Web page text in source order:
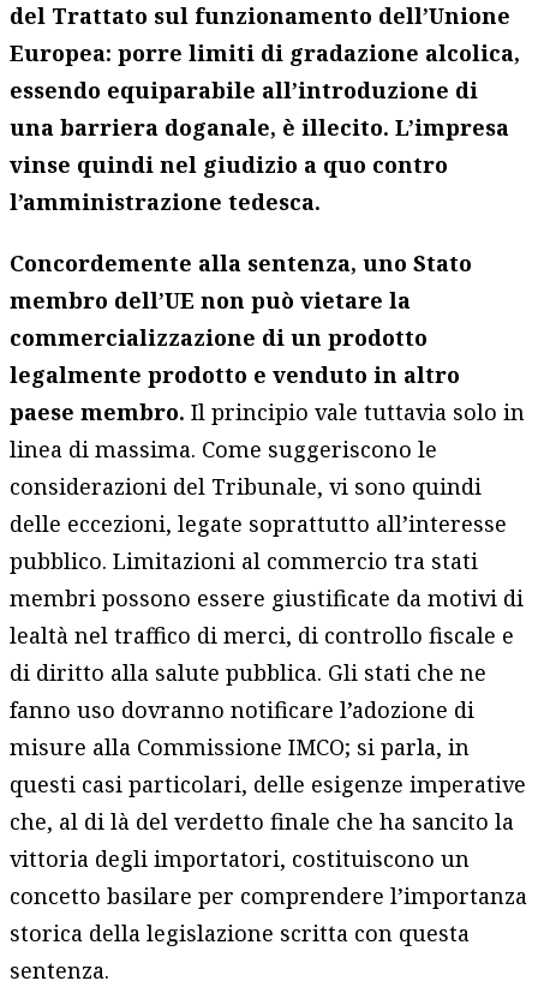
del Trattato sul funzionamento dell’Unione
Europea: porre limiti di gradazione alcolica,
essendo equiparabile all’introduzione di
una barriera doganale, è illecito. L’impresa
vinse quindi nel giudizio a quo contro
l’amministrazione tedesca.
Concordemente alla sentenza, uno Stato
membro dell’UE non può vietare la
commercializzazione di un prodotto
legalmente prodotto e venduto in altro
paese membro.Il principio vale tuttavia solo in
linea di massima. Come suggeriscono le
considerazioni del Tribunale, vi sono quindi
delle eccezioni, legate soprattutto all’interesse
pubblico. Limitazioni al commercio tra stati
membri possono essere giustificate da motivi di
lealtà nel traffico di merci, di controllo fiscale e
di diritto alla salute pubblica. Gli stati che ne
fanno uso dovranno notificare l’adozione di
misure alla Commissione IMCO; si parla, in
questi casi particolari, delle esigenze imperative
che, al di là del verdetto finale che ha sancito la
vittoria degli importatori, costituiscono un
concetto basilare per comprendere l’importanza
storica della legislazione scritta con questa
sentenza.